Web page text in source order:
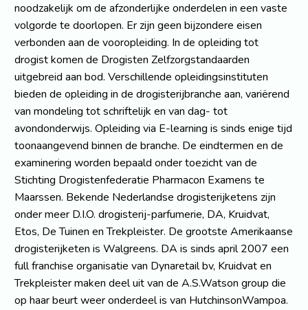
noodzakelijk om de afzonderlijke onderdelen in een vaste
volgorde te doorlopen. Er zijn geen bijzondere eisen
verbonden aan de vooropleiding. In de opleiding tot
drogist komen de Drogisten Zelfzorgstandaarden
uitgebreid aan bod. Verschillende opleidingsinstituten
bieden de opleiding in de drogisterijbranche aan, variërend
van mondeling tot schriftelijk en van dag- tot
avondonderwijs. Opleiding via E-learning is sinds enige tijd
toonaangevend binnen de branche. De eindtermen en de
examinering worden bepaald onder toezicht van de
Stichting Drogistenfederatie Pharmacon Examens te
Maarssen. Bekende Nederlandse drogisterijketens zijn
onder meer D.I.O. drogisterij-parfumerie, DA, Kruidvat,
Etos, De Tuinen en Trekpleister. De grootste Amerikaanse
drogisterijketen is Walgreens. DA is sinds april 2007 een
full franchise organisatie van Dynaretail bv, Kruidvat en
Trekpleister maken deel uit van de A.S.Watson group die
op haar beurt weer onderdeel is van HutchinsonWampoa.